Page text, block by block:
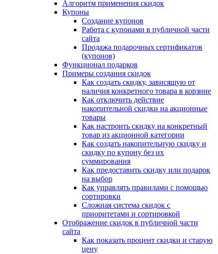
Алгоритм применения скидок
Купоны
Создание купонов
Работа с купонами в публичной части
сайта
Продажа подарочных сертификатов
(купонов)
Функционал подарков
Примеры создания скидок
Как создать скидку, зависящую от
наличия конкретного товара в корзине
Как отключить действие
накопительной скидки на акционные
товары
Как настроить скидку на конкретный
товар из акционной категории
Как создать накопительную скидку и
скидку по купону без их
суммирования
Как предоставить скидку или подарок
на выбор
Как управлять правилами с помощью
сортировки
Сложная система скидок с
приоритетами и сортировкой
Отображение скидок в публичной части
сайта
Как показать процент скидки и старую
цену